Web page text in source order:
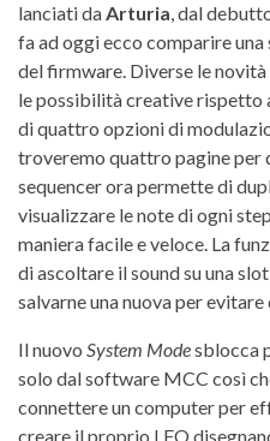
lanciati da Arturia , dal
fa ad oggi ecco comparire
del firmware. Diverse le
le possibilità creative rispetto
di quattro opzioni di
troveremo quattro pagine per
sequencer ora permette di
visualizzare le note di ogni
maniera facile e veloce. La
di ascoltare il sound su una
salvarne una nuova per evitare
Il nuovo System Modesblocca
solo dal software MCC così
connettere un computer per
creare il proprio LFO